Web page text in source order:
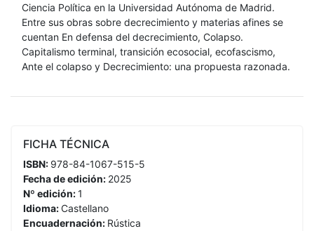
Ciencia Política en la Universidad Autónoma de Madrid.
Entre sus obras sobre decrecimiento y materias afines se
cuentan En defensa del decrecimiento, Colapso.
Capitalismo terminal, transición ecosocial, ecofascismo,
Ante el colapso y Decrecimiento: una propuesta razonada.
FICHA TÉCNICA
ISBN: 978-84-1067-515-5
Fecha de edición: 2025
Nº edición:1
Idioma:Castellano
Encuadernación: Rústica